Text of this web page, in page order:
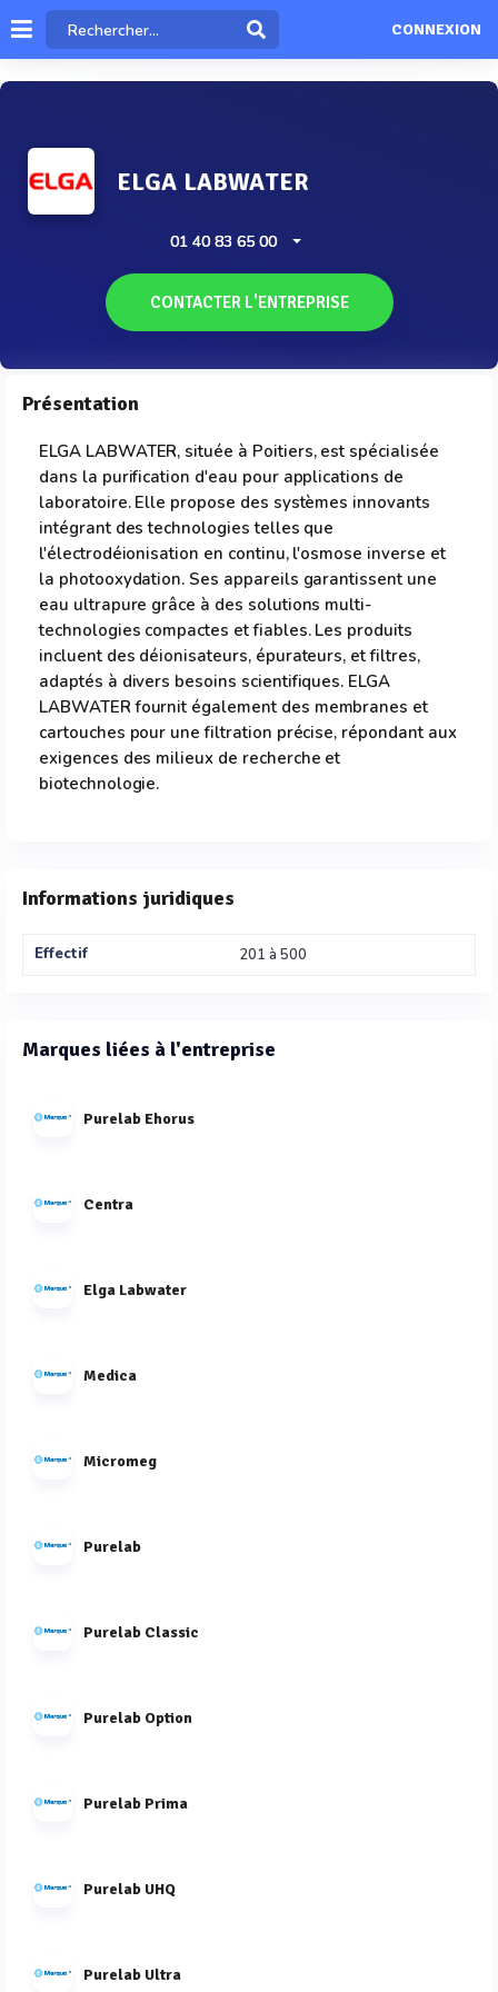
CONNEXION
ELGA LABWATER
01 40 83 65 00
CONTACTER L'ENTREPRISE
Présentation
ELGA LABWATER, située à Poitiers, est spécialisée
dans la purification d'eau pour applications de
laboratoire. Elle propose des systèmes innovants
intégrant des technologies telles que
l'électrodéionisation en continu, l'osmose inverse et
la photooxydation. Ses appareils garantissent une
eau ultrapure grâce à des solutions multi-
technologies compactes et fiables. Les produits
incluent des déionisateurs, épurateurs, et filtres,
adaptés à divers besoins scientifiques. ELGA
LABWATER fournit également des membranes et
cartouches pour une filtration précise, répondant aux
exigences des milieux de recherche et
biotechnologie.
Informations juridiques
Effectif 201 à 500
Marques liées à l'entreprise
Purelab Ehorus
Centra
Elga Labwater
Medica
Micromeg
Purelab
Purelab Classic
Purelab Option
Purelab Prima
Purelab UHQ
Purelab Ultra